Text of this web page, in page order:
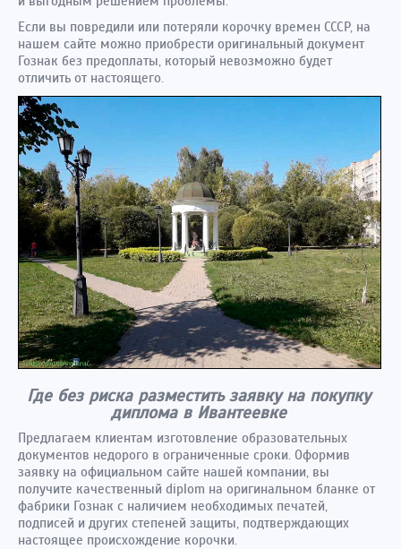
Если вы повредили или потеряли корочку времен СССР, на
нашем сайте можно приобрести оригинальный документ
Гознак без предоплаты, который невозможно будет
отличить от настоящего.
Где без риска разместить заявку на покупку
диплома в Ивантеевке
Предлагаем клиентам изготовление образовательных
документов недорого в ограниченные сроки. Оформив
заявку на официальном сайте нашей компании, вы
получите качественный diplom на оригинальном бланке от
фабрики Гознак с наличием необходимых печатей,
подписей и других степеней защиты, подтверждающих
настоящее происхождение корочки.